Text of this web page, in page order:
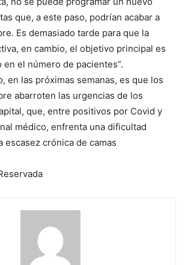
que, a este paso, podrían acabar a
Es demasiado tarde para que la
en cambio, el objetivo principal es
el número de pacientes”.
en las próximas semanas, es que los
abarroten las urgencias de los
que, entre positivos por Covid y
médico, enfrenta una dificultad
escasez crónica de camas